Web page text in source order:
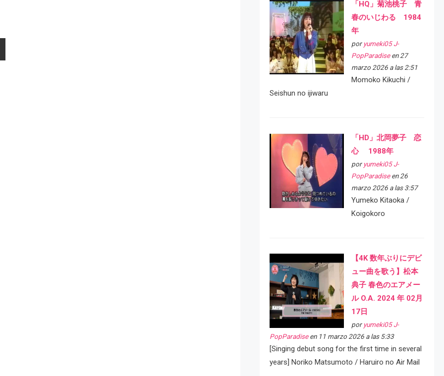
「HQ」菊池桃子 青
春のいじわる 1984
年
por yumeki05 J-
PopParadiseen 27
marzo 2026 a las 2:51
Momoko Kikuchi /
Seishun no ijiwaru
「HD」北岡夢子 恋
心 1988年
por yumeki05 J-
PopParadiseen 26
marzo 2026 a las 3:57
Yumeko Kitaoka /
Koigokoro
【4K 数年ぶりにデビ
ュー曲を歌う】松本
典子 春色のエアメー
ル O.A. 2024 年 02月
17日
por yumeki05 J-
PopParadiseen 11 marzo 2026 a las 5:33
[Singing debut song for the first time in several
years] Noriko Matsumoto / Haruiro no Air Mail